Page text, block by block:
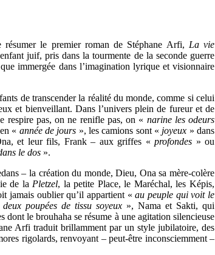
résumer le premier roman de Stéphane Arfi, La vie
juif, pris dans la tourmente de la seconde guerre
immergée dans l’imagination lyrique et visionnaire
de transcender la réalité du monde, comme si celui
et bienveillant. Dans l’univers plein de fureur et de
respire pas, on ne renifle pas, on « narine les odeurs
« année de jours », les camions sont « joyeux » dans
et leur fils, Frank – aux griffes «profondes » ou
le dos ».
– la création du monde, Dieu, Ona sa mère-colère
de la Pletzel, la petite Place, le Maréchal, les Képis,
jamais oublier qu’il appartient «au peuple qui voit le
deux poupées de tissu soyeux », Nama et Sakti, qui
dont le brouhaha se résume à une agitation silencieuse
Arfi traduit brillamment par un style jubilatoire, des
rigolards, renvoyant – peut-être inconsciemment –